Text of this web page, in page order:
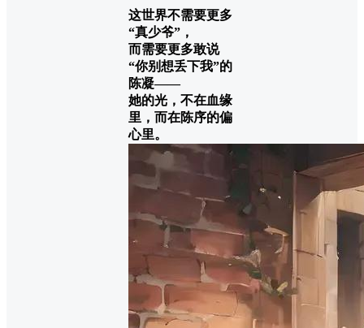
这世界不需要更多
“真少爷”，
而需要更多敢说
“你别想丢下我”的
陈凝——
她的光，不在血缘
里，而在陈序的偏
心里。